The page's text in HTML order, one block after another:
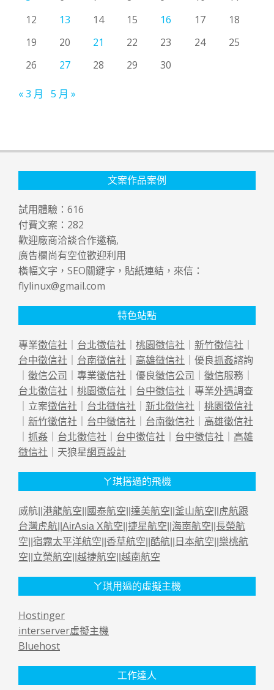
12
13 14 15 16 17
18
19
20 21 22 23 24
25
26
27 28 29 30
« 3 月 5 月 »
文案作品案例
試用體驗： 616
付費文案： 282
歡迎廠商洽談合作邀稿,
廣告欄尚有空位歡迎利用
橫幅文字，SEO關鍵字，貼紙連結，來信：
flylinux@gmail.com
特色站點
專業徵信社 ｜ 台北徵信社 ｜ 桃園徵信社 ｜ 新竹徵信社 ｜
台中徵信社 ｜ 台南徵信社 ｜ 高雄徵信社 ｜優良抓姦諮詢
｜ 徵信公司 ｜專業徵信社 ｜優良徵信公司 ｜ 徵信服務｜
台北徵信社 ｜ 桃園徵信社 ｜ 台中徵信社 ｜專業外遇調查
｜立案徵信社 ｜ 台北徵信社 ｜ 新北徵信社 ｜ 桃園徵信社
｜ 新竹徵信社 ｜ 台中徵信社 ｜ 台南徵信社 ｜ 高雄徵信社
｜ 抓姦 ｜ 台北徵信社 ｜ 台中徵信社 ｜ 台中徵信社 ｜ 高雄
徵信社 ｜天狼星網頁設計
ㄚ琪搭過的飛機
威航|| 港龍航空 國泰航空 達美航空 釜山航空
虎航跟
台灣虎航 AirAsia X航空 捷星航空 海南航空 長榮航
空 宿霧太平洋航空 香草航空 酷航 日本航空 樂桃航
空 立榮航空 越捷航空 越南航空
ㄚ琪用過的虛擬主機
Hostinger
interserver虛擬主機
Bluehost
工作達人